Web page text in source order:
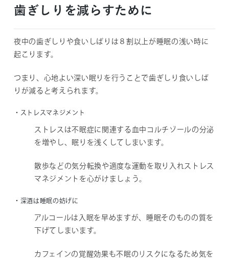
歯ぎしりを減らすために
夜中の歯ぎしりや食いしばりは８割以上が睡眠の浅い時に
起こります。
つまり、心地よい深い眠りを行うことで歯ぎしり食いしば
りが減ると考えられます。
・ストレスマネジメント
ストレスは不眠症に関連する血中コルチゾールの分泌
を増やし、眠りを浅くしてしまいます。
散歩などの気分転換や適度な運動を取り入れストレス
マネジメントを心がけましょう。
・深酒は睡眠の妨げに
アルコールは入眠を早めますが、睡眠そのものの質を
下げてしまいます。
カフェインの覚醒効果も不眠のリスクになるため気を